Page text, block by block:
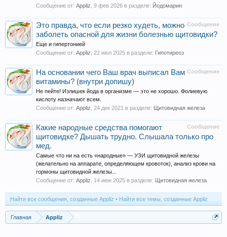
Сообщение от: Appliz 9 фев 2026 в разделе: Йодомарин
Сообщение
Это правда, что если резко худеть, можно
заболеть опасной для жизни болезнью щитовидки?
Еще и гипертонией
Сообщение от: Appliz 22 июл 2025 в разделе: Гипотиреоз
Сообщение
На основании чего Ваш врач выписал Вам
витамины? (внутри допишу)
Не пейте! Излишек йода в организме — это не хорошо. Фолиевую
кислоту назначают всем.
Сообщение от: Appliz 24 дек 2021 в разделе: Щитовидная железа
Сообщение
Какие народные средства помогают
щитовидке? Дышать трудно. Слышала только про
мед.
Самые что ни на есть «народные» — УЗИ щитовидной железы
(желательно на аппарате, определяющем кровоток), анализ крови на
гормоны щитовидной железы...
Сообщение от: Appliz 14 июн 2025 в разделе: Щитовидная железа
Найти все сообщения, созданные Appliz Найти все темы, созданные Appliz
Главная Appliz